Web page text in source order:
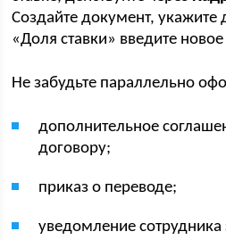
Создайте документ, укажите
«Доля ставки» введите
Не забудьте параллельно
дополнительное
договору;
приказ о переводе;
уведомление сотрудника